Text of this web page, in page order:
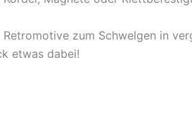
zum Schwelgen in
etwas dabei!